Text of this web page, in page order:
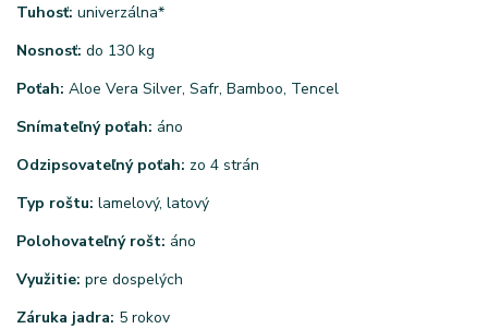
Tuhosť: univerzálna*
Nosnosť: do 130 kg
Poťah: Aloe Vera Silver, Safr, Bamboo, Tencel
Snímateľný poťah: áno
Odzipsovateľný poťah: zo 4 strán
Typ roštu: lamelový, latový
Polohovateľný rošt: áno
Využitie: pre dospelých
Záruka jadra: 5 rokov